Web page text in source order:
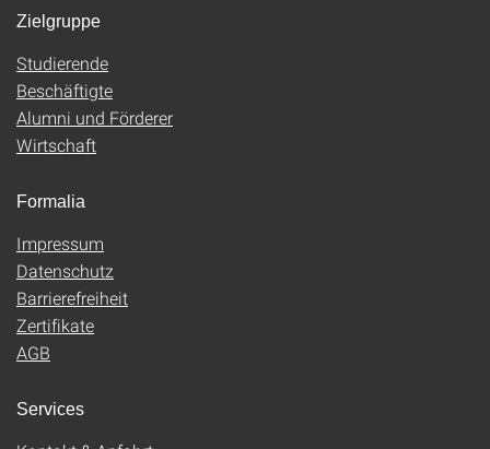
Zielgruppe
Studierende
Beschäftigte
Alumni und Förderer
Wirtschaft
Formalia
Impressum
Datenschutz
Barrierefreiheit
Zertifikate
AGB
Services